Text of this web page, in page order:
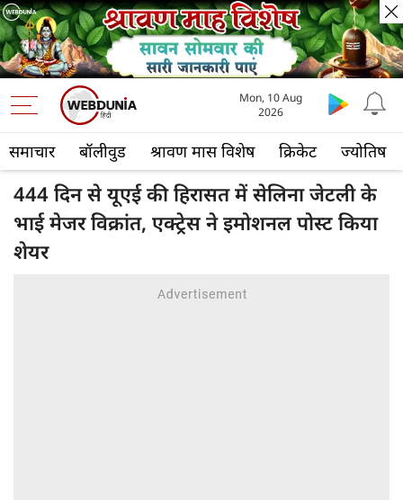
समाचार बॉलीवुड श्रावण मास विशेष क्रिकेट ज्योतिष
Mon, 10 Aug
2026
444 दिन से यूएई की हिरासत में सेलिना जेटली के
भाई मेजर विक्रांत, एक्ट्रेस ने इमोशनल पोस्ट किया
शेयर